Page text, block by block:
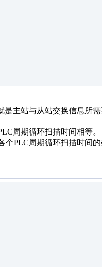
是主站与从站交换信息所
周期循环扫描时间相等。
个PLC周期循环扫描时间